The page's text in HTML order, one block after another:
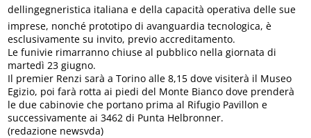
dellingegneristica italiana e della capacità operativa delle sue
imprese, nonché prototipo di avanguardia tecnologica, è
esclusivamente su invito, previo accreditamento.
Le funivie rimarranno chiuse al pubblico nella giornata di
martedì 23 giugno.
Il premier Renzi sarà a Torino alle 8,15 dove visiterà il Museo
Egizio, poi farà rotta ai piedi del Monte Bianco dove prenderà
le due cabinovie che portano prima al Rifugio Pavillon e
successivamente ai 3462 di Punta Helbronner.
(redazione newsvda)